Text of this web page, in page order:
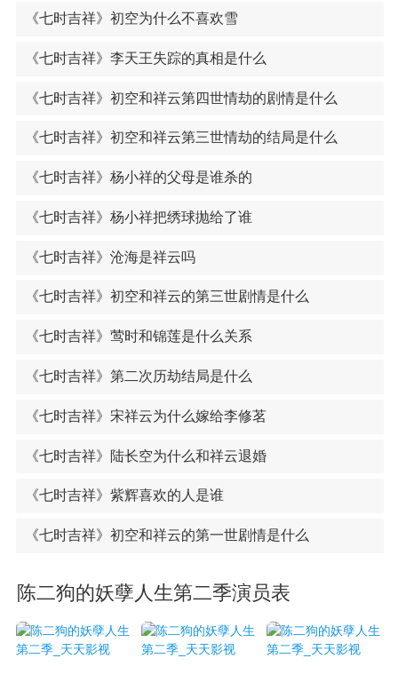
《七时吉祥》初空为什么不喜欢雪
《七时吉祥》李天王失踪的真相是什么
《七时吉祥》初空和祥云第四世情劫的剧情是什么
《七时吉祥》初空和祥云第三世情劫的结局是什么
《七时吉祥》杨小祥的父母是谁杀的
《七时吉祥》杨小祥把绣球抛给了谁
《七时吉祥》沧海是祥云吗
《七时吉祥》初空和祥云的第三世剧情是什么
《七时吉祥》莺时和锦莲是什么关系
《七时吉祥》第二次历劫结局是什么
《七时吉祥》宋祥云为什么嫁给李修茗
《七时吉祥》陆长空为什么和祥云退婚
《七时吉祥》紫辉喜欢的人是谁
《七时吉祥》初空和祥云的第一世剧情是什么
陈二狗的妖孽人生第二季演员表